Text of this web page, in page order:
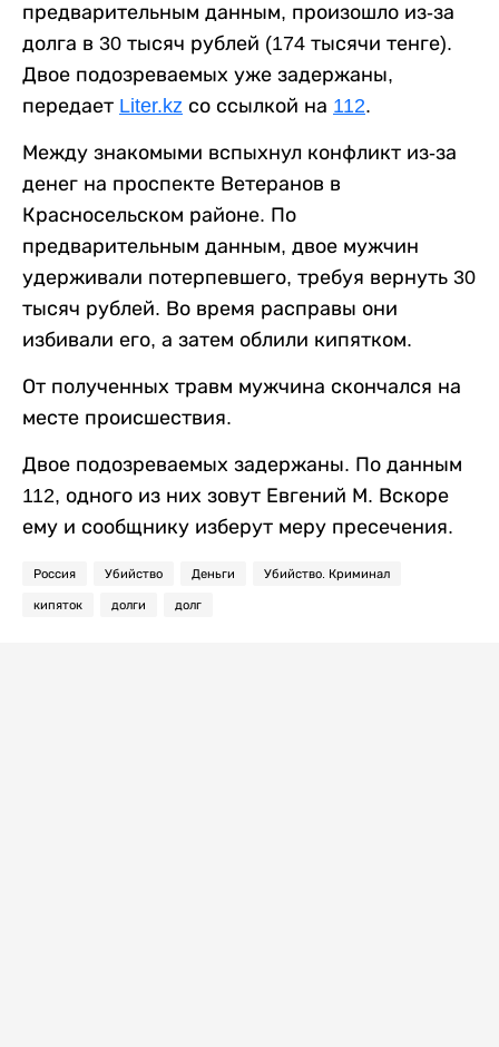
предварительным данным, произошло из-за
долга в 30 тысяч рублей (174 тысячи тенге).
Двое подозреваемых уже задержаны,
передает Liter.kz со ссылкой на 112.
Между знакомыми вспыхнул конфликт из-за
денег на проспекте Ветеранов в
Красносельском районе. По
предварительным данным, двое мужчин
удерживали потерпевшего, требуя вернуть 30
тысяч рублей. Во время расправы они
избивали его, а затем облили кипятком.
От полученных травм мужчина скончался на
месте происшествия.
Двое подозреваемых задержаны. По данным
112, одного из них зовут Евгений М. Вскоре
ему и сообщнику изберут меру пресечения.
Россия Убийство Деньги Убийство. Криминал
кипяток долги долг